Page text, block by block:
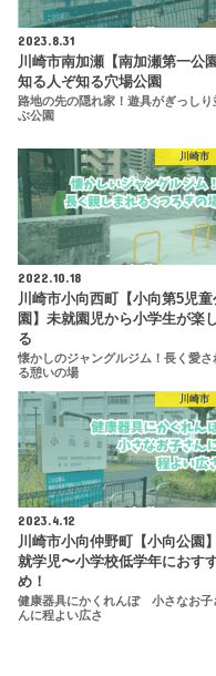
2023.8.31
川崎市南加瀬【南加瀬第一公園
知る人ぞ知る穴場公園
路地の先の隠れ家！遊具がぎっしり
ぶ公園
川崎市
2022.10.18
川崎市小向西町【小向第5児童
園】未就園児から小学生が楽
る
懐かしのジャングルジム！長く愛さ
る憩いの場
川崎市
2023.4.12
川崎市小向仲野町【小向公園
就学児〜小学校低学年におす
め！
健康器具にかくれんぼ 小さなお子
んに程よい広さ